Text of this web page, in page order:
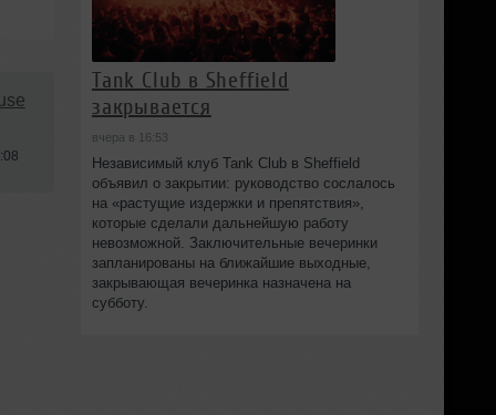
Tank Club в Sheffield
закрывается
вчера в 16:53
Независимый клуб Tank Club в Sheffield
объявил о закрытии: руководство сослалось
на «растущие издержки и препятствия»,
которые сделали дальнейшую работу
невозможной. Заключительные вечеринки
запланированы на ближайшие выходные,
закрывающая вечеринка назначена на
субботу.